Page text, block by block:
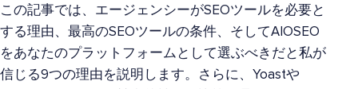
この記事では、エージェンシーがSEOツールを必要と
する理由、最高のSEOツールの条件、そしてAIOSEO
をあなたのプラットフォームとして選ぶべきだと私が
信じる9つの理由を説明します。さらに、Yoastや